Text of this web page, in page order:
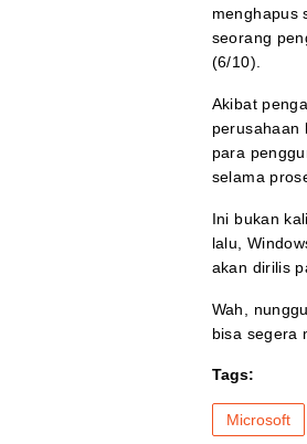
menghapus
seorang
(6/10).
Akibat
perusahaan
para
selama
Ini bukan
lalu,
akan dirilis
Wah,
bisa segera
Tags:
Microsoft